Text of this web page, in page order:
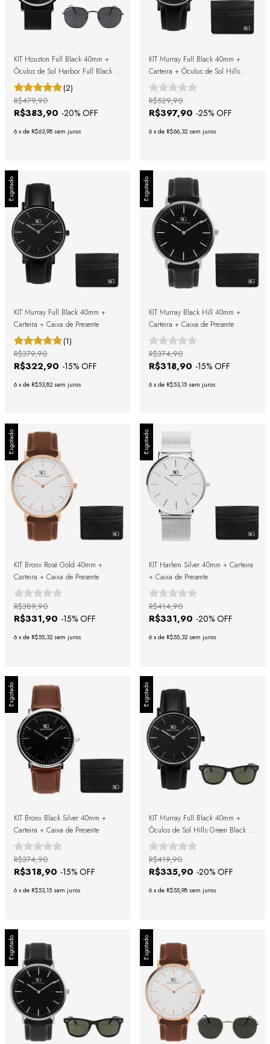
KIT Houston Full Black 40mm +
Óculos de Sol Harbor Full Black +
Caixa de Presente(2)
R$383,90 -20% OFF
R$479,90
6 x de R$63,98 sem juros
KIT Murray Full Black 40mm +
Carteira + Óculos de Sol Hills
Green Black + Caixa de Presente
R$397,90 -25% OFF
R$529,90
6 x de R$66,32 sem juros
Esgotado
KIT Murray Full Black 40mm +
Carteira + Caixa de Presente
(1)
R$322,90 -15% OFF
R$379,90
6 x de R$53,82 sem juros
Esgotado
KIT Murray Black Hill 40mm +
Carteira + Caixa de Presente
R$318,90 -15% OFF
R$374,90
6 x de R$53,15 sem juros
Esgotado
KIT Bronx Rosé Gold 40mm +
Carteira + Caixa de Presente
R$331,90 -15% OFF
R$389,90
6 x de R$55,32 sem juros
Esgotado
KIT Harlem Silver 40mm + Carteira
+ Caixa de Presente
R$331,90 -20% OFF
R$414,90
6 x de R$55,32 sem juros
Esgotado
KIT Bronx Black Silver 40mm +
Carteira + Caixa de Presente
R$318,90 -15% OFF
R$374,90
6 x de R$53,15 sem juros
Esgotado
KIT Murray Full Black 40mm +
Óculos de Sol Hills Green Black +
Caixa de Presente
R$335,90 -20% OFF
R$419,90
6 x de R$55,98 sem juros
Esgotado Esgotado